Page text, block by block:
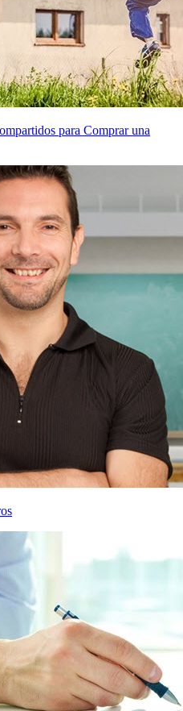
para Comprar una